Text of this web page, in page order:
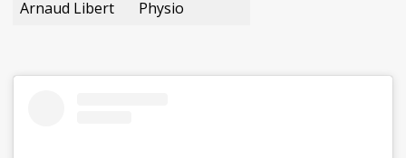
Arnaud Libert Physio